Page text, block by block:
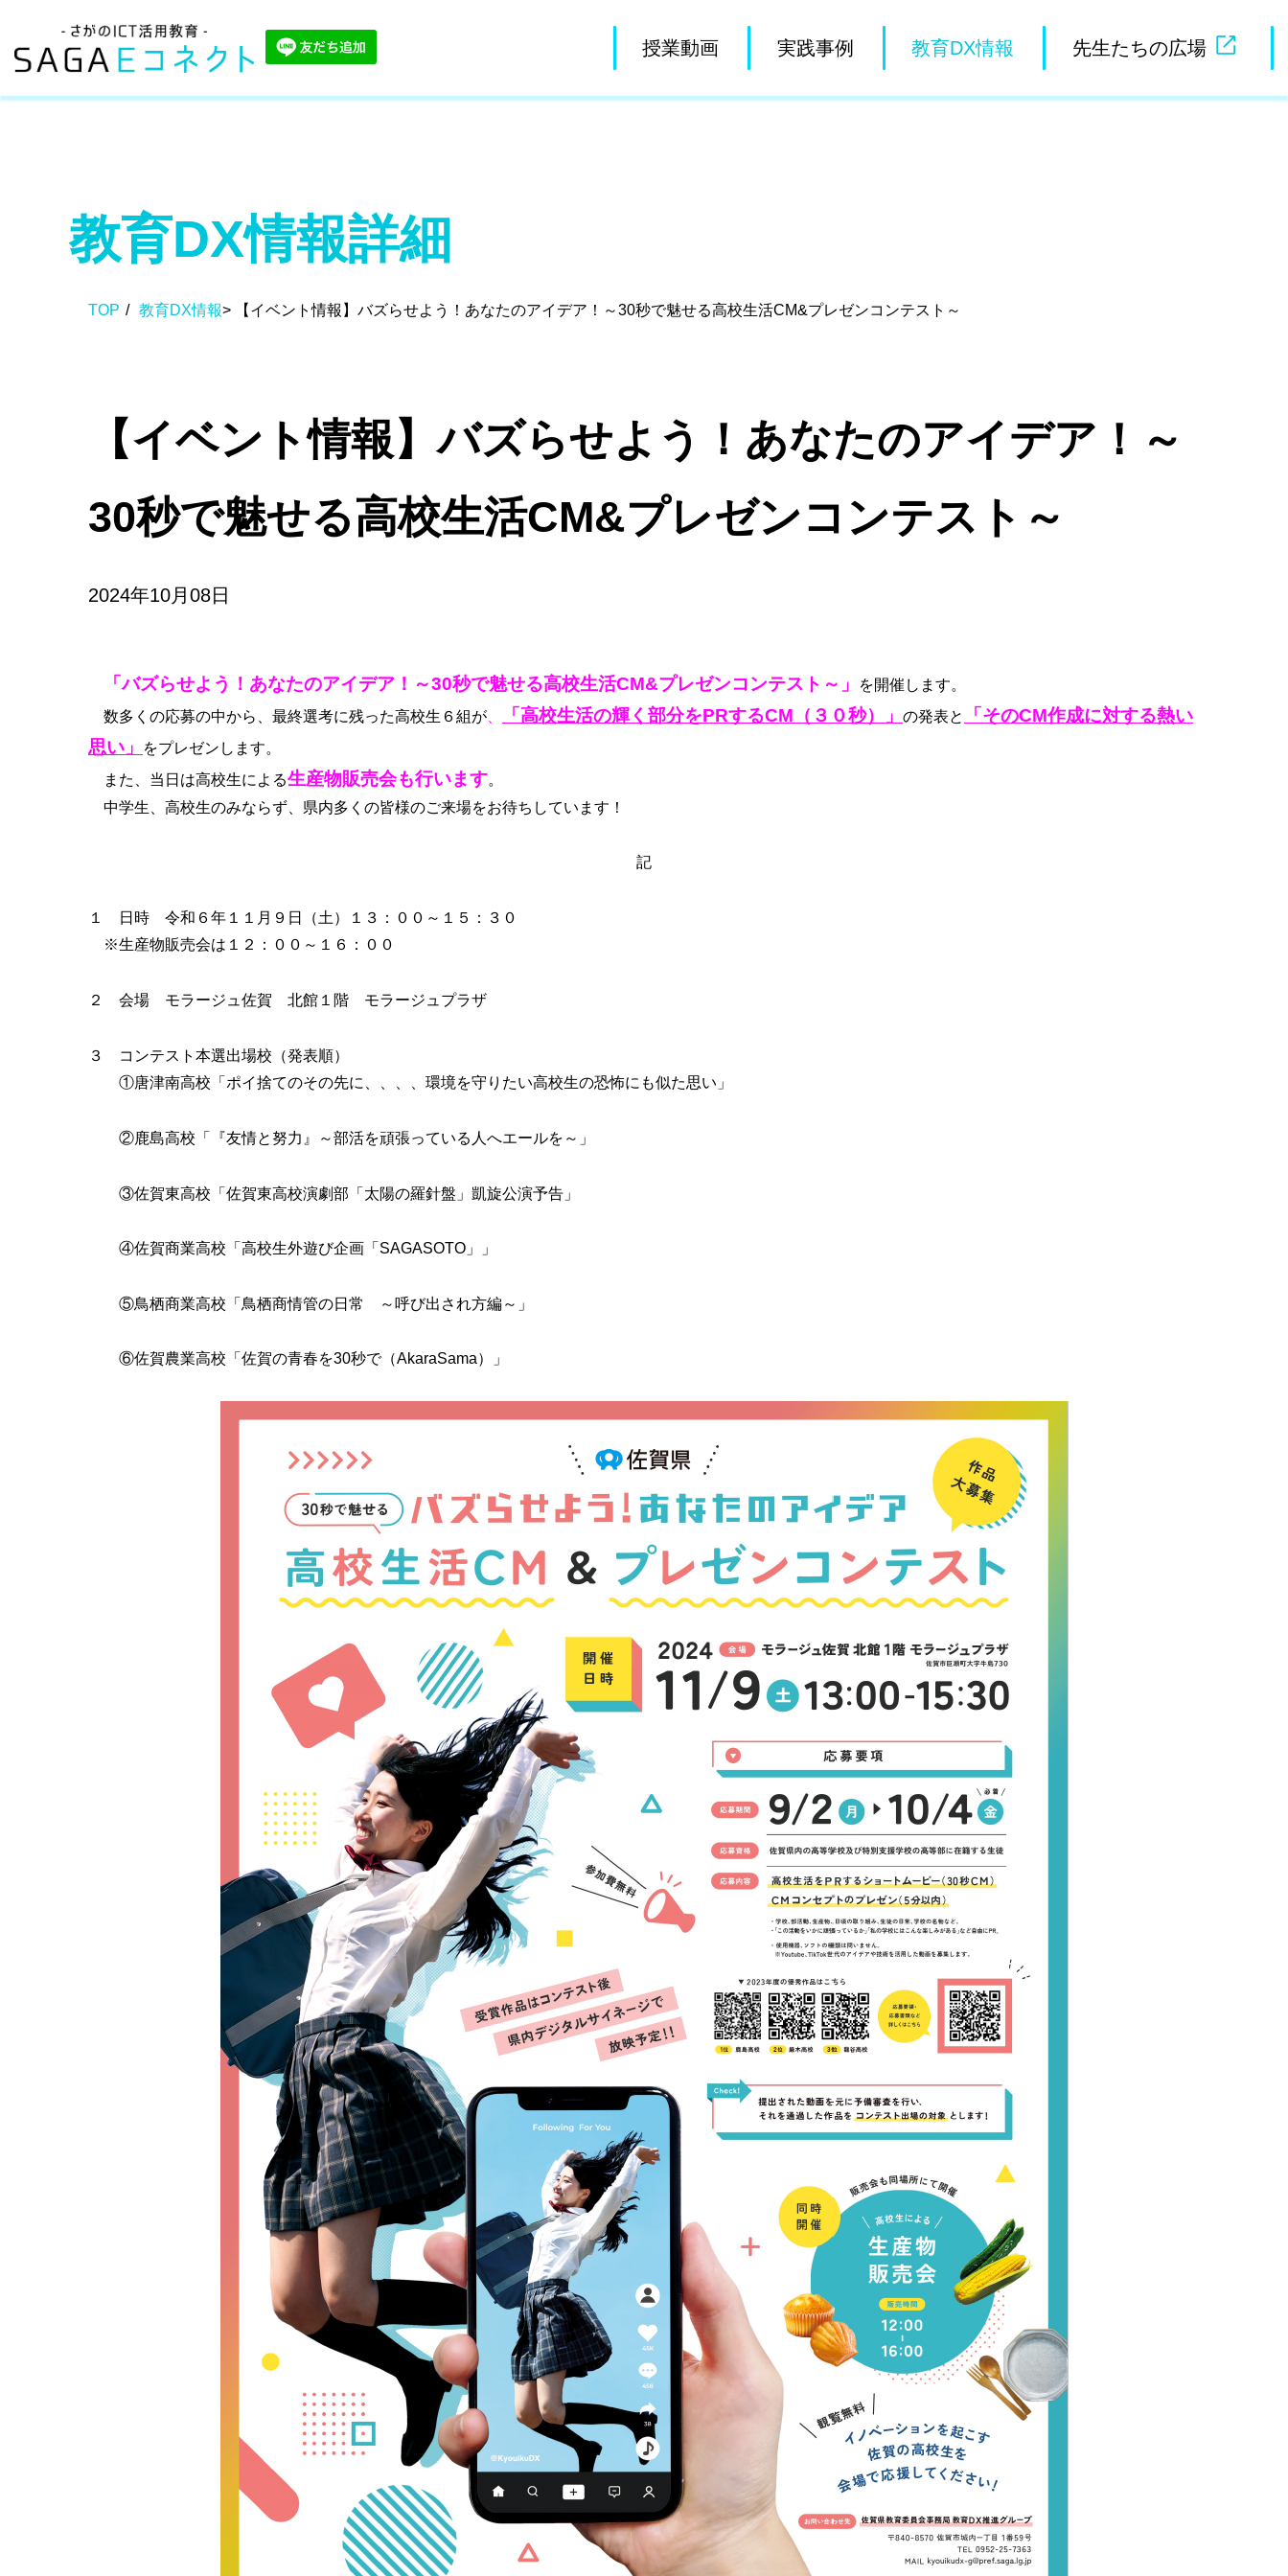
授業動画 実践事例 教育DX情報 先生たちの広場
教育DX情報詳細
TOP / 教育DX情報> 【イベント情報】バズらせよう！あなたのアイデア！～30秒で魅せる高校生活CM&プレゼンコンテスト～
【イベント情報】バズらせよう！あなたのアイデア！～
30秒で魅せる高校生活CM&プレゼンコンテスト～
2024年10月08日
「バズらせよう！あなたのアイデア！～30秒で魅せる高校生活CM&プレゼンコンテスト～」
を開催します。
数多くの応募の中から、最終選考に残った高校生６組が
「高校生活の輝く部分をPRするCM（３０秒）」 の発表と
「そのCM作成に対する熱い
思い」
をプレゼンします。
また、当日は高校生による生産物販売会も行います。
中学生、高校生のみならず、県内多くの皆様のご来場をお待ちしています！
記
１ 日時 令和６年１１月９日（土）１３：００～１５：３０
※生産物販売会は１２：００～１６：００
２ 会場 モラージュ佐賀 北館１階 モラージュプラザ
３ コンテスト本選出場校（発表順）
①唐津南高校「ポイ捨てのその先に、、、、環境を守りたい高校生の恐怖にも似た思い」
②鹿島高校「『友情と努力』～部活を頑張っている人へエールを～」
③佐賀東高校「佐賀東高校演劇部「太陽の羅針盤」凱旋公演予告」
④佐賀商業高校「高校生外遊び企画「SAGASOTO」」
⑤鳥栖商業高校「鳥栖商情管の日常 ～呼び出され方編～」
⑥佐賀農業高校「佐賀の青春を30秒で（AkaraSama）」